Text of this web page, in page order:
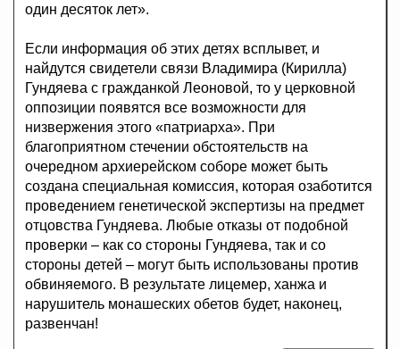
один десяток лет».
Если информация об этих детях всплывет, и
найдутся свидетели связи Владимира (Кирилла)
Гундяева с гражданкой Леоновой, то у церковной
оппозиции появятся все возможности для
низвержения этого «патриарха». При
благоприятном стечении обстоятельств на
очередном архиерейском соборе может быть
создана специальная комиссия, которая озаботится
проведением генетической экспертизы на предмет
отцовства Гундяева. Любые отказы от подобной
проверки – как со стороны Гундяева, так и со
стороны детей – могут быть использованы против
обвиняемого. В результате лицемер, ханжа и
нарушитель монашеских обетов будет, наконец,
развенчан!